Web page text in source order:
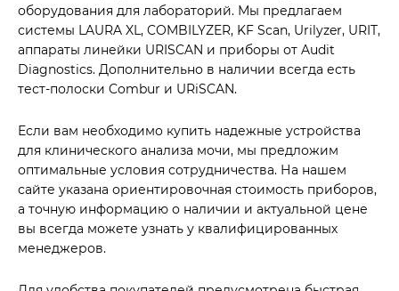
оборудования для лабораторий. Мы предлагаем
системы LAURA XL, COMBILYZER, KF Scan, Urilyzer, URIT,
аппараты линейки URISCAN и приборы от Audit
Diagnostics. Дополнительно в наличии всегда есть
тест-полоски Combur и URiSCAN.
Если вам необходимо купить надежные устройства
для клинического анализа мочи, мы предложим
оптимальные условия сотрудничества. На нашем
сайте указана ориентировочная стоимость приборов,
а точную информацию о наличии и актуальной цене
вы всегда можете узнать у квалифицированных
менеджеров.